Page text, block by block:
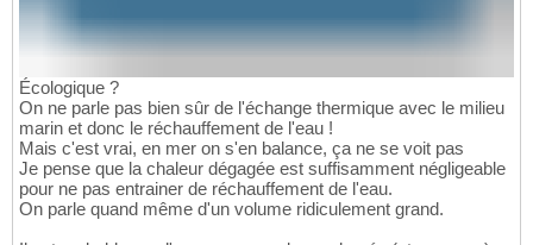
Écologique ?
On ne parle pas bien sûr de l'échange thermique avec le milieu
marin et donc le réchauffement de l'eau !
Mais c'est vrai, en mer on s'en balance, ça ne se voit pas
Je pense que la chaleur dégagée est suffisamment négligeable
pour ne pas entrainer de réchauffement de l'eau.
On parle quand même d'un volume ridiculement grand.